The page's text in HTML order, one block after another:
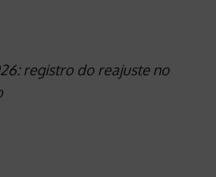
registro do reajuste no